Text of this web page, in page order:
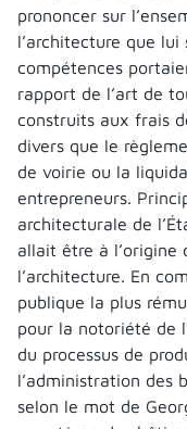
prononcer sur
l’architecture que
compétences
rapport de l’art de
construits aux frais
divers que le
de voirie ou la
entrepreneurs.
architecturale de
allait être à l’origine
l’architecture. En
publique la plus
pour la notoriété de
du processus de
l’administration des
selon le mot de